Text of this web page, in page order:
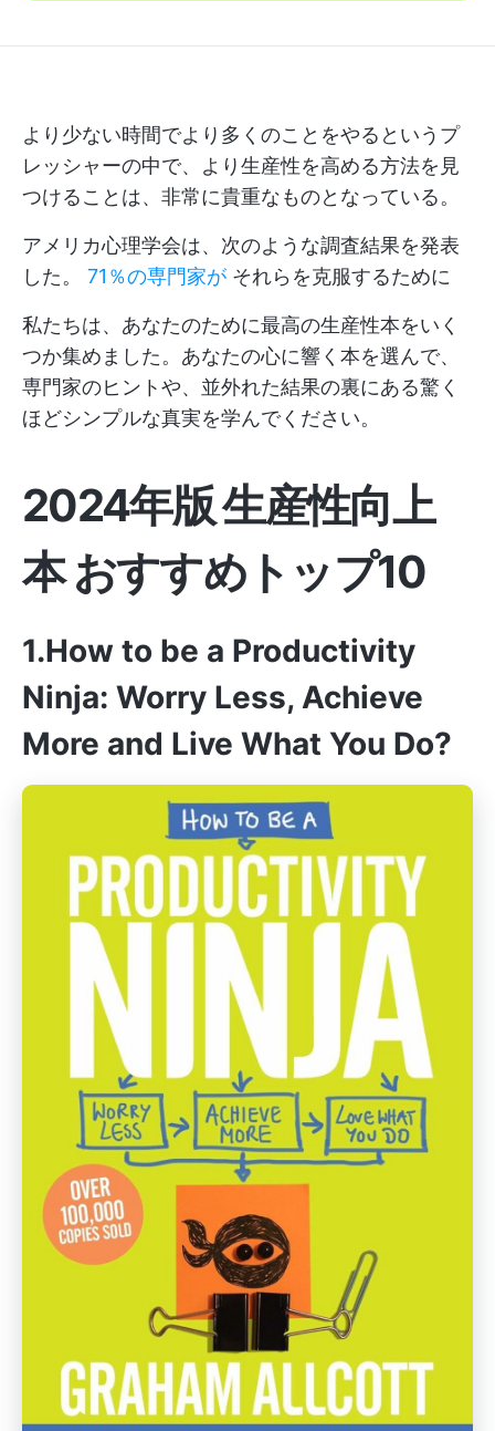
より少ない時間でより多くのことをやるというプ
レッシャーの中で、より生産性を高める方法を見
つけることは、非常に貴重なものとなっている。
アメリカ心理学会は、次のような調査結果を発表
した。 71％の専門家が それらを克服するために
私たちは、あなたのために最高の生産性本をいく
つか集めました。あなたの心に響く本を選んで、
専門家のヒントや、並外れた結果の裏にある驚く
ほどシンプルな真実を学んでください。
2024年版 生産性向上
本 おすすめトップ10
1.How to be a Productivity
Ninja: Worry Less, Achieve
More and Live What You Do?